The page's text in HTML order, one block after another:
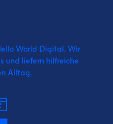
World Digital. Wir
und liefern hilfreiche
Alltag.